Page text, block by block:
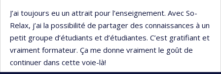
J’ai toujours eu un attrait pour l’enseignement. Avec So-
Relax, j’ai la possibilité de partager des connaissances à un
petit groupe d’étudiants et d’étudiantes. C’est gratifiant et
vraiment formateur. Ça me donne vraiment le goût de
continuer dans cette voie-là!